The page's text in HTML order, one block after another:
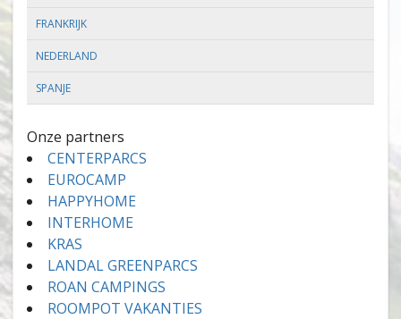
FRANKRIJK
NEDERLAND
SPANJE
Onze partners
CENTERPARCS
EUROCAMP
HAPPYHOME
INTERHOME
KRAS
LANDAL GREENPARCS
ROAN CAMPINGS
ROOMPOT VAKANTIES